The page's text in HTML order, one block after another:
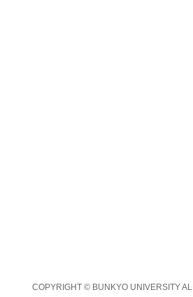
COPYRIGHT © BUNKYO UNIVERSITY